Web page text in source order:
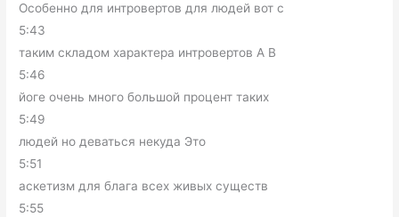
Особенно для интровертов для людей вот с
5:43
таким складом характера интровертов А В
5:46
йоге очень много большой процент таких
5:49
людей но деваться некуда Это
5:51
аскетизм для блага всех живых существ
5:55